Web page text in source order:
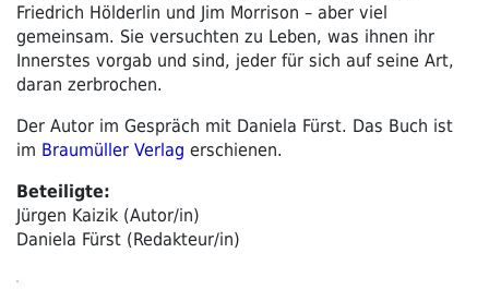
Friedrich Hölderlin und Jim Morrison – aber viel
gemeinsam. Sie versuchten zu Leben, was ihnen ihr
Innerstes vorgab und sind, jeder für sich auf seine Art,
daran zerbrochen.
Der Autor im Gespräch mit Daniela Fürst. Das Buch ist
im Braumüller Verlag erschienen.
Beteiligte:
Jürgen Kaizik (Autor/in)
Daniela Fürst (Redakteur/in)